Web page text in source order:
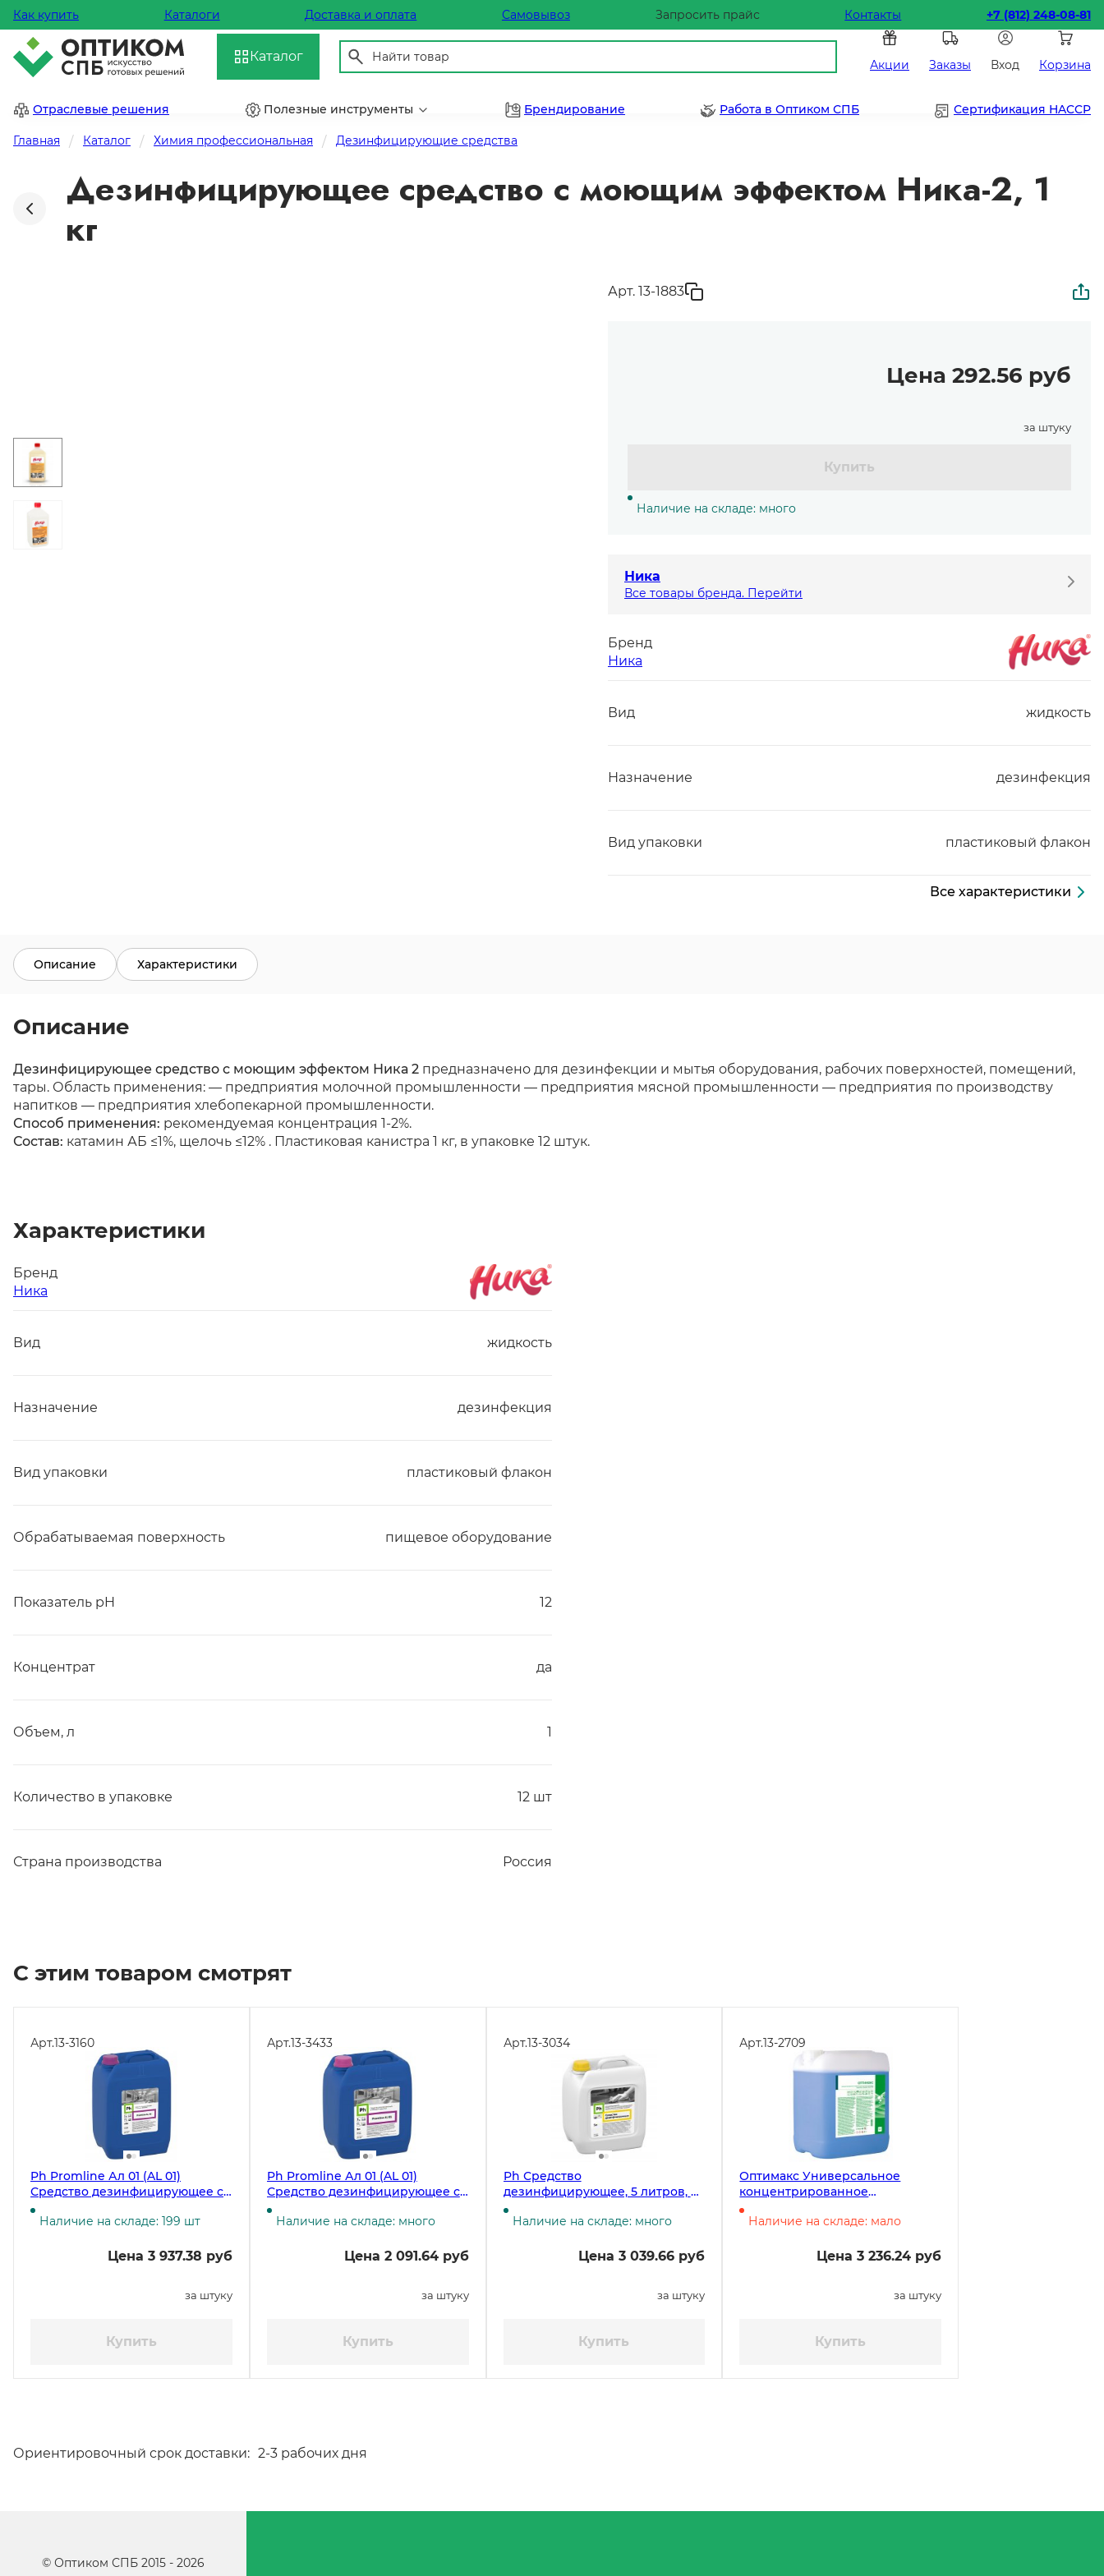
Как купить Каталоги Доставка и оплата Самовывоз Запросить прайс Контакты +7 (812) 248-08-81
Каталог
Акции Заказы Вход Корзина
Отраслевые решения Полезные инструменты Брендирование Работа в Оптиком СПБ Сертификация HACCP
Главная Каталог Химия профессиональная Дезинфицирующие средства
Дезинфицирующее средство с моющим эффектом Ника-2, 1
кг
Арт. 13-1883
Цена 292.56 руб
за штуку
Купить
Наличие на складе: много
Ника
Все товары бренда. Перейти
Бренд
Ника
Вид жидкость
Назначение дезинфекция
Вид упаковки пластиковый флакон
Все характеристики
Описание Характеристики
Описание
Дезинфицирующее средство с моющим эффектом Ника 2 предназначено для дезинфекции и мытья оборудования, рабочих поверхностей, помещений,
тары. Область применения: — предприятия молочной промышленности — предприятия мясной промышленности — предприятия по производству
напитков — предприятия хлебопекарной промышленности.
Способ применения: рекомендуемая концентрация 1-2%.
Состав: катамин АБ ≤1%, щелочь ≤12% . Пластиковая канистра 1 кг, в упаковке 12 штук.
Характеристики
Бренд
Ника
Вид жидкость
Назначение дезинфекция
Вид упаковки пластиковый флакон
Обрабатываемая поверхность пищевое оборудование
Показатель pH 12
Концентрат да
Объем, л 1
Количество в упаковке 12 шт
Страна производства Россия
С этим товаром смотрят
Арт.13-3160
Ph Promline Ал 01 (AL 01)
Средство дезинфицирующее с
моющим эффектом, 10 литров,
11,6 кг ЧЗ
Наличие на складе: 199 шт
Цена 3 937.38 руб
за штуку
Купить
Арт.13-3433
Ph Promline Ал 01 (AL 01)
Средство дезинфицирующее с
моющим эффектом, 5 литров, 5,8
кг ЧЗ
Наличие на складе: много
Цена 2 091.64 руб
за штуку
Купить
Арт.13-3034
Ph Средство
дезинфицирующее, 5 литров, 5
кг
Наличие на складе: много
Цена 3 039.66 руб
за штуку
Купить
Арт.13-2709
Оптимакс Универсальное
концентрированное
дезинфицирующее средство с
моющим эффектом, 5 литров
Наличие на складе: мало
Цена 3 236.24 руб
за штуку
Купить
Ориентировочный срок доставки: 2-3 рабочих дня
© Оптиком СПБ 2015 - 2026